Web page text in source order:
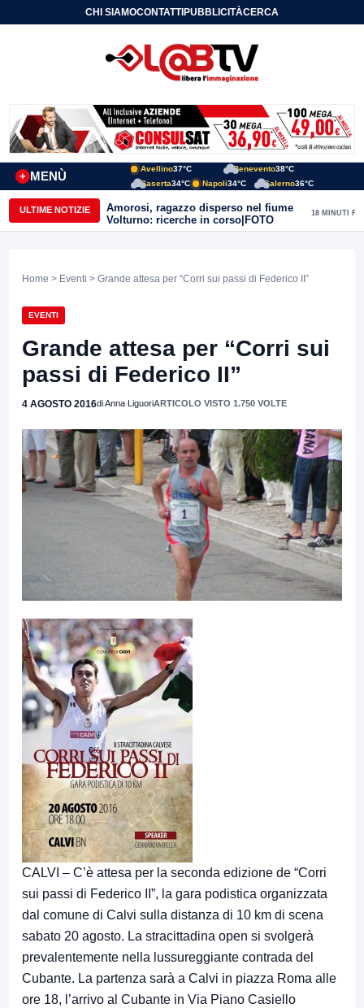
CHI SIAMOCONTATTIPUBBLICITÀCERCA
MENÙ
+
Avellino37°C Benevento38°C
Caserta34°C Napoli34°C Salerno36°C
ULTIME NOTIZIE
Amorosi, ragazzo disperso nel fiume
Volturno: ricerche in corso|FOTO
18 MINUTI FA
Home > Eventi > Grande attesa per “Corri sui passi di Federico II”
EVENTI
Grande attesa per “Corri sui
passi di Federico II”
4 AGOSTO 2016di Anna LiguoriARTICOLO VISTO 1.750 VOLTE
CALVI – C’è attesa per la seconda edizione de “Corri
sui passi di Federico II”, la gara podistica organizzata
dal comune di Calvi sulla distanza di 10 km di scena
sabato 20 agosto. La stracittadina open si svolgerà
prevalentemente nella lussureggiante contrada del
Cubante. La partenza sarà a Calvi in piazza Roma alle
ore 18, l’arrivo al Cubante in Via Piano Casiello